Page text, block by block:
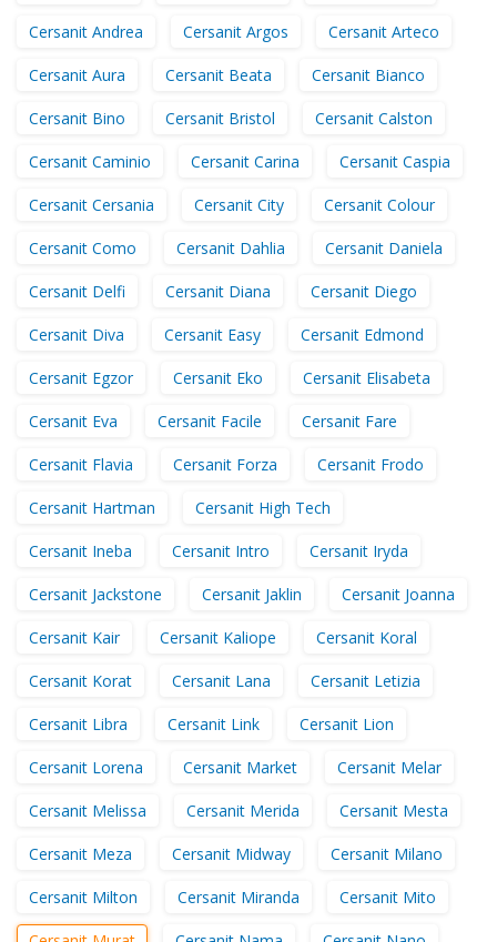
Cersanit Andrea Cersanit Argos Cersanit Arteco
Cersanit Aura Cersanit Beata Cersanit Bianco
Cersanit Bino Cersanit Bristol Cersanit Calston
Cersanit Caminio Cersanit Carina Cersanit Caspia
Cersanit Cersania Cersanit City Cersanit Colour
Cersanit Como Cersanit Dahlia Cersanit Daniela
Cersanit Delfi Cersanit Diana Cersanit Diego
Cersanit Diva Cersanit Easy Cersanit Edmond
Cersanit Egzor Cersanit Eko Cersanit Elisabeta
Cersanit Eva Cersanit Facile Cersanit Fare
Cersanit Flavia Cersanit Forza Cersanit Frodo
Cersanit Hartman Cersanit High Tech
Cersanit Ineba Cersanit Intro Cersanit Iryda
Cersanit Jackstone Cersanit Jaklin Cersanit Joanna
Cersanit Kair Cersanit Kaliope Cersanit Koral
Cersanit Korat Cersanit Lana Cersanit Letizia
Cersanit Libra Cersanit Link Cersanit Lion
Cersanit Lorena Cersanit Market Cersanit Melar
Cersanit Melissa Cersanit Merida Cersanit Mesta
Cersanit Meza Cersanit Midway Cersanit Milano
Cersanit Milton Cersanit Miranda Cersanit Mito